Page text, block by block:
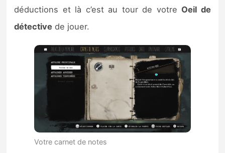
déductions et là c’est au tour de votre Oeil de
détective de jouer.
Votre carnet de notes